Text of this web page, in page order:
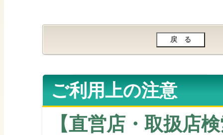
ご利用上の注意
【直営店・取扱店